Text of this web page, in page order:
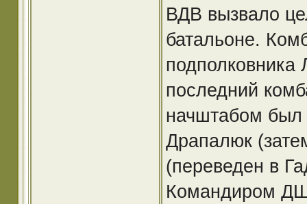
ВДВ вызвало
батальоне.
последний
начштабом
Драпалюк
(переведен в
Командиром